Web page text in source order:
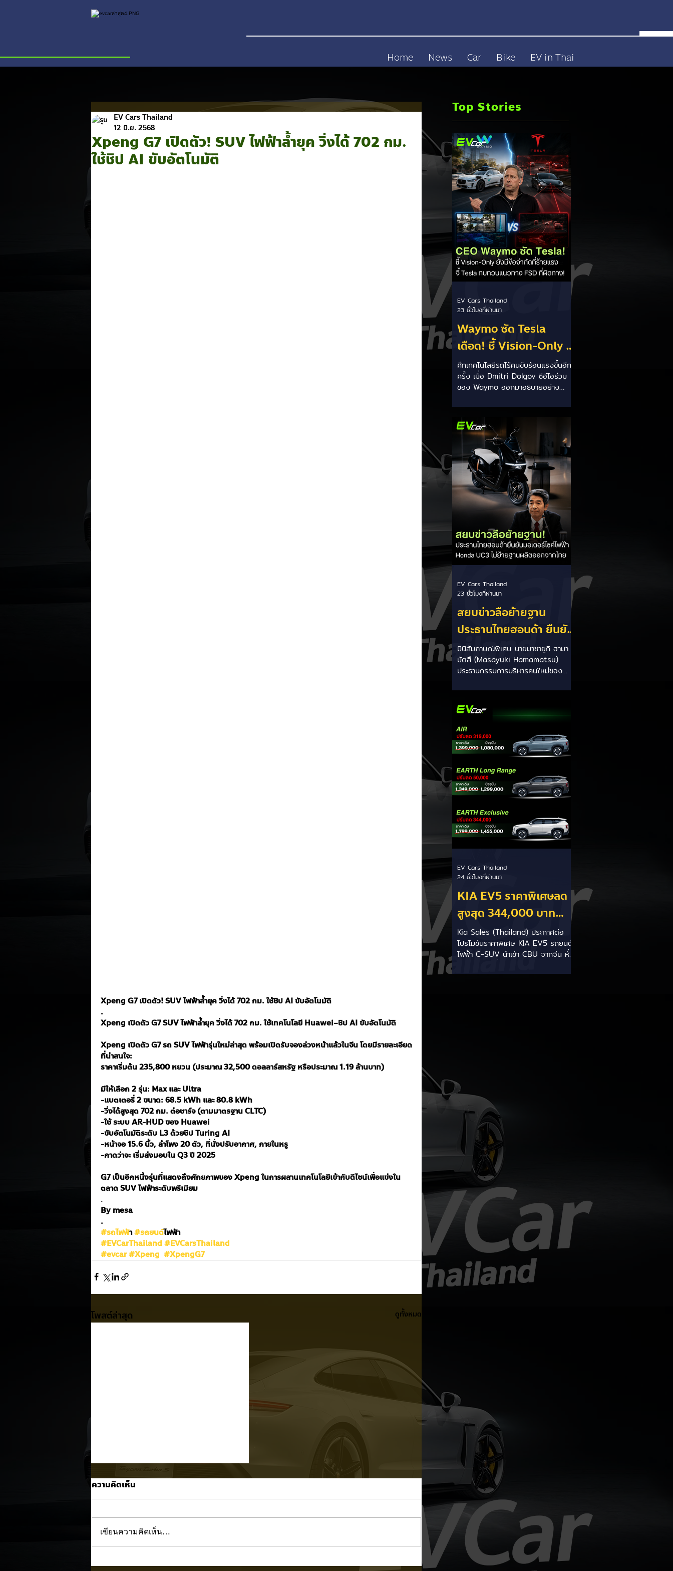
Home News Car Bike EV in Thai
Xpeng G7 เปิดตัว! SUV ไฟฟ้าล้ำยุค วิ่งได้ 702 กม.
ใช้ชิป AI ขับอัตโนมัติ
EV Cars Thailand
12 มิ.ย. 2568
Xpeng G7 เปิดตัว! SUV ไฟฟ้าล้ำยุค วิ่งได้ 702 กม. ใช้ชิป AI ขับอัตโนมัติ
.
Xpeng เปิดตัว G7 SUV ไฟฟ้าล้ำยุค วิ่งได้ 702 กม. ใช้เทคโนโลยี Huawei–ชิป AI ขับอัตโนมัติ
Xpeng เปิดตัว G7 รถ SUV ไฟฟ้ารุ่นใหม่ล่าสุด พร้อมเปิดรับจองล่วงหน้าแล้วในจีน โดยมีรายละเอียด
ที่น่าสนใจ:
ราคาเริ่มต้น 235,800 หยวน (ประมาณ 32,500 ดอลลาร์สหรัฐ หรือประมาณ 1.19 ล้านบาท)
มีให้เลือก 2 รุ่น: Max และ Ultra
-แบตเตอรี่ 2 ขนาด: 68.5 kWh และ 80.8 kWh
-วิ่งได้สูงสุด 702 กม. ต่อชาร์จ (ตามมาตรฐาน CLTC)
-ใช้ ระบบ AR-HUD ของ Huawei
-ขับอัตโนมัติระดับ L3 ด้วยชิป Turing AI
-หน้าจอ 15.6 นิ้ว, ลำโพง 20 ตัว, ที่นั่งปรับอากาศ, ภายในหรู
-คาดว่าจะ เริ่มส่งมอบใน Q3 ปี 2025
G7 เป็นอีกหนึ่งรุ่นที่แสดงถึงศักยภาพของ Xpeng ในการผสานเทคโนโลยีเข้ากับดีไซน์เพื่อแข่งใน
ตลาด SUV ไฟฟ้าระดับพรีเมียม
.
By mesa
.
#รถไฟฟ้า #รถยนต์ไฟฟ้า
#EVCarThailand #EVCarsThailand
#evcar#Xpeng #XpengG7
โพสต์ล่าสุด ดูทั้งหมด
ความคิดเห็น
เขียนความคิดเห็น…
Top Stories
Waymo ซัด Tesla
เดือด! ชี้ Vision-Only มี
ข้อจำกัดร้ายแรงยิ่ง
พัฒนา ยิ่งชนกำแพง
ศึกเทคโนโลยีรถไร้คนขับร้อนแรงขึ้นอีก
ครั้ง เมื่อ Dmitri Dolgov ซีอีโอร่วม
ของ Waymo ออกมาอธิบายอย่าง
การใช้ กล้องเพียงอย่างเดียว สำหรับ
ระบบขับขี่อัตโนมัติ มีข้อจำกัดด้านความ
ปลอดภัย และไม่สามารถพัฒนาไปสู่การ
ขับขี่อัตโนมัติระดับสูงได้ตามเป้าหมาย
แม้จะไม่ได้เอ่ยชื่อ Tesla ตรง ๆ แต่เป็น
ที่เข้าใจกันว่ากำลังพูดถึงแนวทางที่
Tesla ใช้อยู่ในปัจจุบัน Dolgov อธิบาย
ว่า กล้องเป็นเซ็นเซอร์ที่พึ่งพาสภาพแสง
และการมองเห็น หากเจอฝนหนัก หมอก
แสงย้อน หรือสิ่งบดบัง...
EV Cars Thailand
23 ชั่วโมงที่ผ่านมา
สยบข่าวลือย้ายฐาน
ประธานไทยฮอนด้า ยืนยัน
มอเตอร์ไซค์ไฟฟ้า Honda
UC3 ไม่ย้ายฐานผลิตออก
มินิสัมภาษณ์พิเศษ นายมาซายูกิ ฮามา
มัตสึ (Masayuki Hamamatsu)
ประธานกรรมการบริหารคนใหม่ของ
ทิศทางและกลยุทธ์การทำตลาดรถ
จักรยานยนต์ไฟฟ้า (EV) ในประเทศไทย
พร้อมสยบกระแสข่าวลือเรื่องการย้าย
ฐานการผลิต ยืนยันเดินหน้าใช้
ประเทศไทยเป็นฐานการผลิตหลักอย่าง
ต่อเนื่อง ประเด็นสำคัญจากการ
สยบข่าวลือเรื่องการย้ายฐานผลิตรถ
จักรยานยนต์ไฟฟ้า 100% รุ่น Honda
UC3 ไปเวียดนาม โดยยืนยันผลิตในไทย
การ
EV Cars Thailand
23 ชั่วโมงที่ผ่านมา
KIA EV5 ราคาพิเศษลด
สูงสุด 344,000 บาท
(รุ่นนำเข้า CBU จีน)
ตั้งแต่วันนี้ถึง 31 สิงหาคม
Kia Sales (Thailand) ประกาศต่อ
โปรโมชันราคาพิเศษ KIA EV5 รถยนต์
ไฟฟ้า C-SUV นำเข้า CBU จากจีน หั่น
สร้างความจุกอกให้ลูกค้าที่ออกรถไป
344,000 บาท) มาพร้อมการรับประกัน
คุณภาพตัวรถ โดย KIA TH
EV Cars Thailand
24 ชั่วโมงที่ผ่านมา